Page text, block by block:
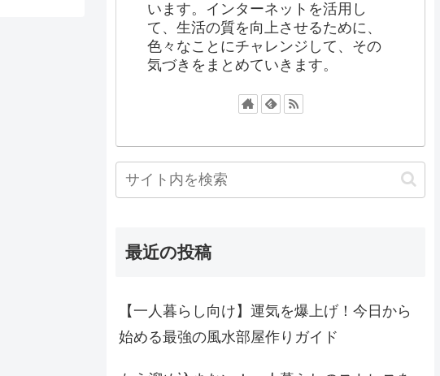
います。インターネットを活用し
て、生活の質を向上させるために、
色々なことにチャレンジして、その
気づきをまとめていきます。
最近の投稿
【一人暮らし向け】運気を爆上げ！今日から
始める最強の風水部屋作りガイド